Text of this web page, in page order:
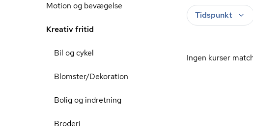
Motion og bevægelse
Kreativ fritid
Bil og cykel
Blomster/Dekoration
Bolig og indretning
Broderi
Tidspunkt
Ingen kurser